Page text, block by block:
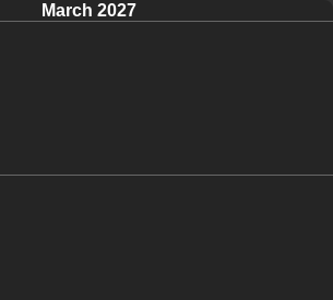
March 2027